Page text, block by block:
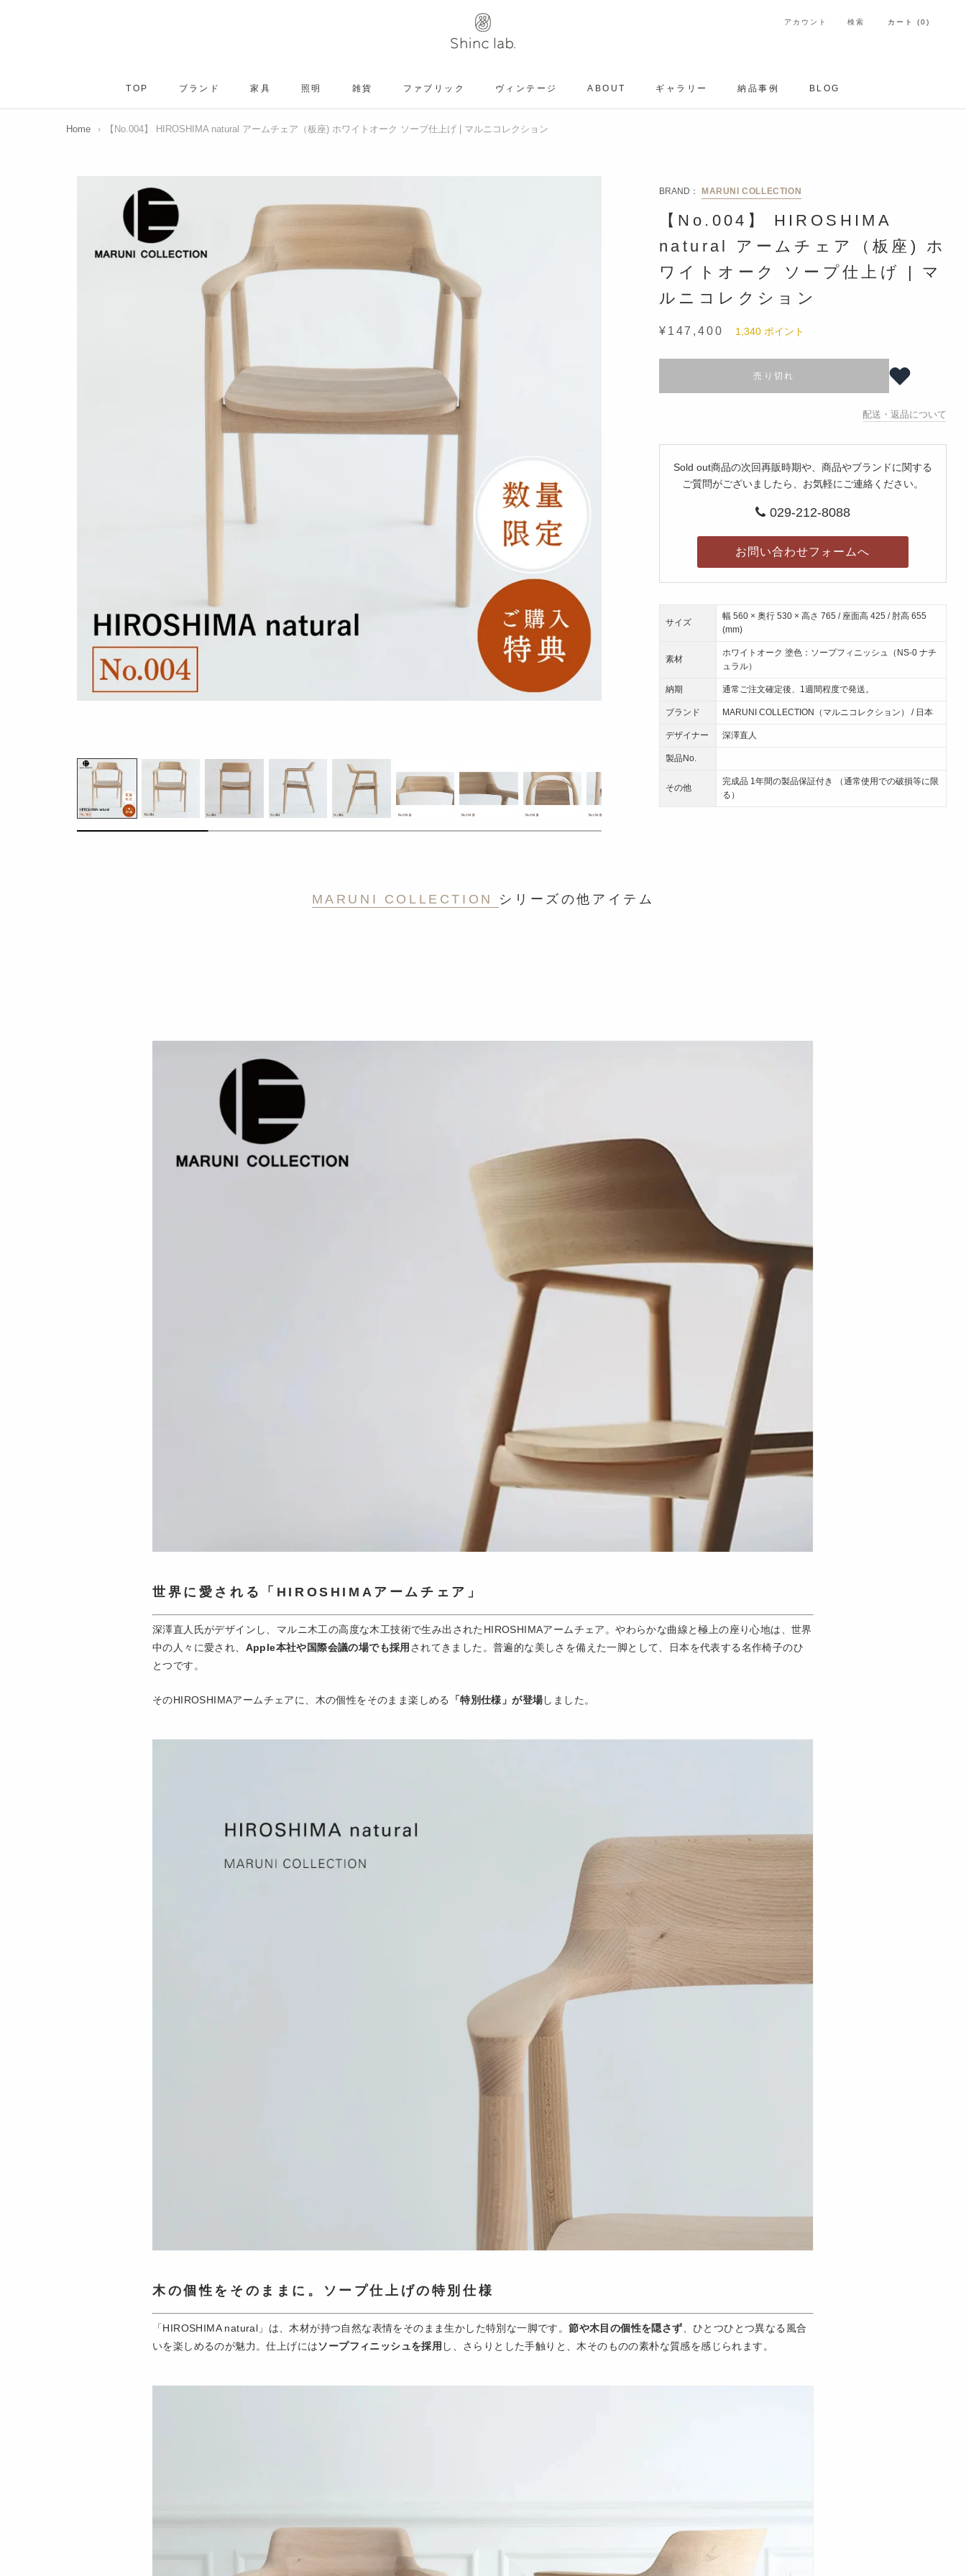
コ
アカウント 検索 カート (0)
TOP
ブランド
家具
照明 雑貨 ファブリック
ヴィンテージ
ABOUT
ギャラリー
納品事例
BLOG
Home › 【No.004】 HIROSHIMA natural アームチェア（板座) ホワイトオーク ソープ仕上げ | マルニコレクション
BRAND： MARUNI COLLECTION
【No.004】 HIROSHIMA
natural アームチェア（板座) ホ
ワイトオーク ソープ仕上げ | マ
ルニコレクション
¥147,400 1,340 ポイント
売り切れ
配送・返品について
Sold out商品の次回再販時期や、商品やブランドに関する
ご質問がございましたら、お気軽にご連絡ください。
029-212-8088
お問い合わせフォームへ
サイズ
幅 560 × 奥行 530 × 高さ 765 / 座面高 425 / 肘高 655
(mm)
素材
ホワイトオーク 塗色：ソープフィニッシュ（NS-0 ナチ
ュラル）
納期 通常ご注文確定後、1週間程度で発送。
ブランド MARUNI COLLECTION（マルニコレクション） / 日本
デザイナー 深澤直人
製品No.
その他
完成品 1年間の製品保証付き （通常使用での破損等に限
る）
MARUNI COLLECTION シリーズの他アイテム
世界に愛される「HIROSHIMAアームチェア」
深澤直人氏がデザインし、マルニ木工の高度な木工技術で生み出されたHIROSHIMAアームチェア。やわらかな曲線と極上の座り心地は、世界
中の人々に愛され、 Apple本社や国際会議の場でも採用 されてきました。普遍的な美しさを備えた一脚として、日本を代表する名作椅子のひ
とつです。
そのHIROSHIMAアームチェアに、木の個性をそのまま楽しめる 「特別仕様」が登場しました。
木の個性をそのままに。 ソープ仕上げの特別仕様
「HIROSHIMA natural」は、木材が持つ自然な表情をそのまま生かした特別な一脚です。節や木目の個性を隠さず 、ひとつひとつ異なる風合
いを楽しめるのが魅力。仕上げにはソープフィニッシュを採用 し、さらりとした手触りと、木そのものの素朴な質感を感じられます。